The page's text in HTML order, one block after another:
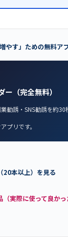
やす」ための無料ア
ー（完全無料）
勧誘・SNS勧誘を約
プリです。
本以上）を見る
実際に使って良かっ